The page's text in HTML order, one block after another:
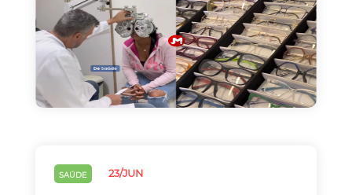
SAÚDE 23/JUN